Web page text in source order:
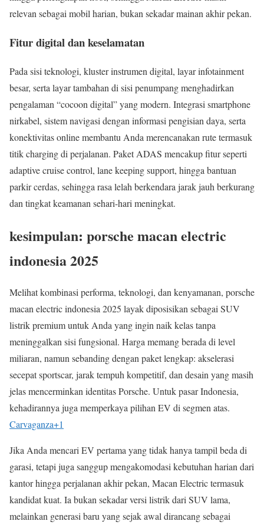
relevan sebagai mobil harian, bukan sekadar mainan akhir pekan.
Fitur digital dan keselamatan
Pada sisi teknologi, kluster instrumen digital, layar infotainment
besar, serta layar tambahan di sisi penumpang menghadirkan
pengalaman “cocoon digital” yang modern. Integrasi smartphone
nirkabel, sistem navigasi dengan informasi pengisian daya, serta
konektivitas online membantu Anda merencanakan rute termasuk
titik charging di perjalanan. Paket ADAS mencakup fitur seperti
adaptive cruise control, lane keeping support, hingga bantuan
parkir cerdas, sehingga rasa lelah berkendara jarak jauh berkurang
dan tingkat keamanan sehari-hari meningkat.
kesimpulan: porsche macan electric
indonesia 2025
Melihat kombinasi performa, teknologi, dan kenyamanan, porsche
macan electric indonesia 2025 layak diposisikan sebagai SUV
listrik premium untuk Anda yang ingin naik kelas tanpa
meninggalkan sisi fungsional. Harga memang berada di level
miliaran, namun sebanding dengan paket lengkap: akselerasi
secepat sportscar, jarak tempuh kompetitif, dan desain yang masih
jelas mencerminkan identitas Porsche. Untuk pasar Indonesia,
kehadirannya juga memperkaya pilihan EV di segmen atas.
Carvaganza+1
Jika Anda mencari EV pertama yang tidak hanya tampil beda di
garasi, tetapi juga sanggup mengakomodasi kebutuhan harian dari
kantor hingga perjalanan akhir pekan, Macan Electric termasuk
kandidat kuat. Ia bukan sekadar versi listrik dari SUV lama,
melainkan generasi baru yang sejak awal dirancang sebagai